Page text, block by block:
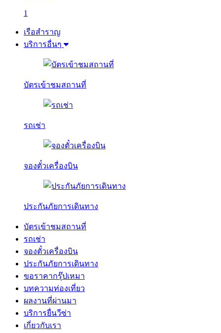
1
เรือสำราญ
บริการอื่นๆ
บัตรเข้าชมสถานที่
รถเช่า
จองตั๋วเครื่องบิน
ประกันภัยการเดินทาง
บัตรเข้าชมสถานที่
รถเช่า
จองตั๋วเครื่องบิน
ประกันภัยการเดินทาง
ขอราคากรุ๊ปเหมา
บทความท่องเที่ยว
ผลงานที่ผ่านมา
บริการยื่นวีซ่า
เกี่ยวกับเรา